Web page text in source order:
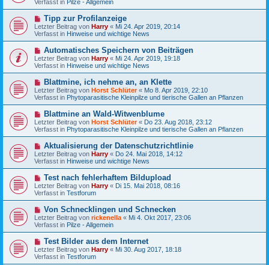
t
r
a
g
e
e
i
t
a
g
Verfasst in Pilze - Allgemein
N
e
u
e
B
e
i
t
a
g
Tipp zur Profilanzeige
Letzter Beitrag von Harry « Mi 24. Apr 2019, 20:14
Verfasst in Hinweise und wichtige News
N
e
u
e
B
e
i
t
a
g
Automatisches Speichern von Beiträgen
Letzter Beitrag von Harry « Mi 24. Apr 2019, 19:18
Verfasst in Hinweise und wichtige News
N
e
u
e
B
e
i
t
a
g
Blattmine, ich nehme an, an Klette
Letzter Beitrag von Horst Schlüter« Mo 8. Apr 2019, 22:10
Verfasst in Phytoparasitische Kleinpilze und tierische Gallen an Pflanzen
N
e
u
e
B
e
i
t
a
g
Blattmine an Wald-Witwenblume
Letzter Beitrag von Horst Schlüter« Do 23. Aug 2018, 23:12
Verfasst in Phytoparasitische Kleinpilze und tierische Gallen an Pflanzen
N
e
u
e
e
i
t
a
g
Aktualisierung der Datenschutzrichtlinie
Letzter Beitrag von Harry « Do 24. Mai 2018, 14:12
Verfasst in Hinweise und wichtige News
N
e
u
e
B
e
i
t
a
g
Test nach fehlerhaftem Bildupload
Letzter Beitrag von Harry « Di 15. Mai 2018, 08:16
Verfasst in Testforum
N
e
u
e
e
i
Von Schnecklingen und Schnecken
Letzter Beitrag von rickenella « Mi 4. Okt 2017, 23:06
Verfasst in Pilze - Allgemein
N
e
u
e
Test Bilder aus dem Internet
Letzter Beitrag von Harry « Mi 30. Aug 2017, 18:18
Verfasst in Testforum